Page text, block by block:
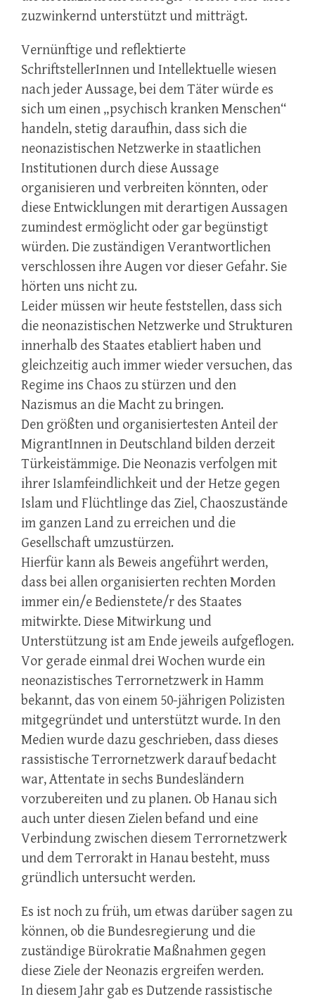
zuzwinkernd unterstützt und mitträgt.
Vernünftige und reflektierte
SchriftstellerInnen und Intellektuelle wiesen
nach jeder Aussage, bei dem Täter würde es
sich um einen „psychisch kranken Menschen“
handeln, stetig daraufhin, dass sich die
neonazistischen Netzwerke in staatlichen
Institutionen durch diese Aussage
organisieren und verbreiten könnten, oder
diese Entwicklungen mit derartigen Aussagen
zumindest ermöglicht oder gar begünstigt
würden. Die zuständigen Verantwortlichen
verschlossen ihre Augen vor dieser Gefahr. Sie
hörten uns nicht zu.
Leider müssen wir heute feststellen, dass sich
die neonazistischen Netzwerke und Strukturen
innerhalb des Staates etabliert haben und
gleichzeitig auch immer wieder versuchen, das
Regime ins Chaos zu stürzen und den
Nazismus an die Macht zu bringen.
Den größten und organisiertesten Anteil der
MigrantInnen in Deutschland bilden derzeit
Türkeistämmige. Die Neonazis verfolgen mit
ihrer Islamfeindlichkeit und der Hetze gegen
Islam und Flüchtlinge das Ziel, Chaoszustände
im ganzen Land zu erreichen und die
Gesellschaft umzustürzen.
Hierfür kann als Beweis angeführt werden,
dass bei allen organisierten rechten Morden
immer ein/e Bedienstete/r des Staates
mitwirkte. Diese Mitwirkung und
Unterstützung ist am Ende jeweils aufgeflogen.
Vor gerade einmal drei Wochen wurde ein
neonazistisches Terrornetzwerk in Hamm
bekannt, das von einem 50-jährigen Polizisten
mitgegründet und unterstützt wurde. In den
Medien wurde dazu geschrieben, dass dieses
rassistische Terrornetzwerk darauf bedacht
war, Attentate in sechs Bundesländern
vorzubereiten und zu planen. Ob Hanau sich
auch unter diesen Zielen befand und eine
Verbindung zwischen diesem Terrornetzwerk
und dem Terrorakt in Hanau besteht, muss
gründlich untersucht werden.
Es ist noch zu früh, um etwas darüber sagen zu
können, ob die Bundesregierung und die
zuständige Bürokratie Maßnahmen gegen
diese Ziele der Neonazis ergreifen werden.
In diesem Jahr gab es Dutzende rassistische